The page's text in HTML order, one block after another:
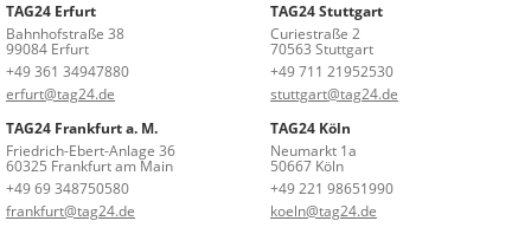
TAG24 Erfurt
Bahnhofstraße 38
99084 Erfurt
+49 361 34947880
erfurt@tag24.de
TAG24 Stuttgart
Curiestraße 2
70563 Stuttgart
+49 711 21952530
stuttgart@tag24.de
TAG24 Frankfurt a. M.
Friedrich-Ebert-Anlage 36
60325 Frankfurt am Main
+49 69 348750580
frankfurt@tag24.de
TAG24 Köln
Neumarkt 1a
50667 Köln
+49 221 98651990
koeln@tag24.de